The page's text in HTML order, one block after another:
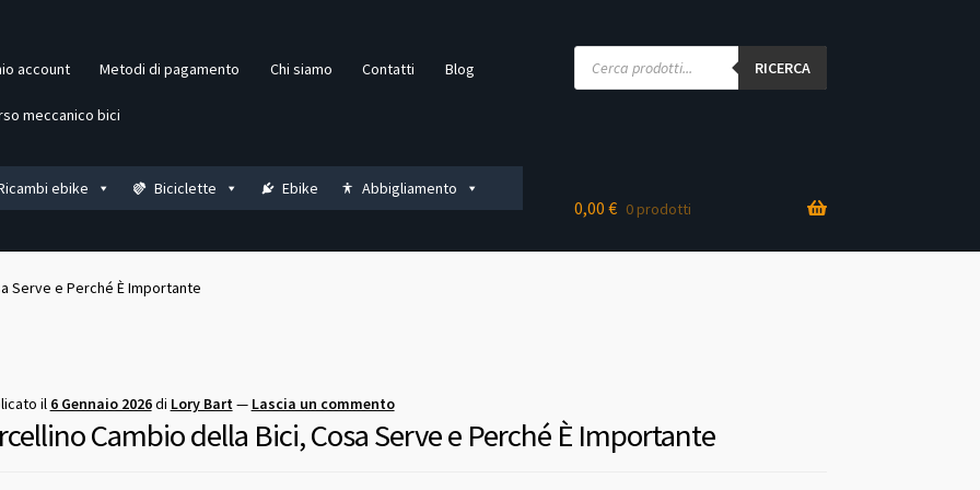
account Metodi di pagamento Chi siamo Contatti Blog
meccanico bici
Products
search RICERCA
ebike Biciclette Ebike Abbigliamento
0,00 € 0 prodotti
Serve e Perché È Importante
il 6 Gennaio 2026di Lory Bart— Lascia un commento
Cambio della Bici, Cosa Serve e Perché È Importante